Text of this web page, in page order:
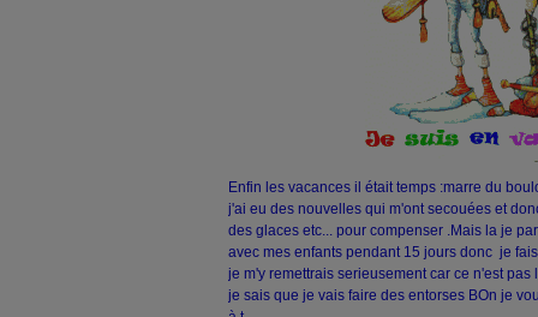
Enfin les vacances il était temps :marre du
j'ai eu des nouvelles qui m'ont secouées et
des glaces etc... pour compenser .Mais la je
avec mes enfants pendant 15 jours donc je
je m'y remettrais serieusement car ce n'est
je sais que je vais faire des entorses BOn je